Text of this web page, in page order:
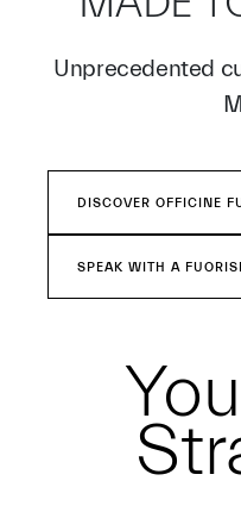
Unprecedented
DISCOVER OFFICINE
SPEAK WITH A